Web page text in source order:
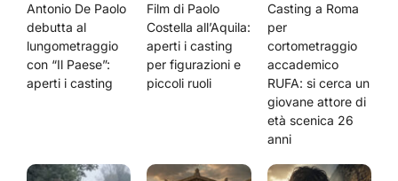
Antonio De Paolo
debutta al
lungometraggio
con “Il Paese”:
aperti i casting
Film di Paolo
Costella all’Aquila:
aperti i casting
per figurazioni e
piccoli ruoli
Casting a Roma
per
cortometraggio
accademico
RUFA: si cerca un
giovane attore di
età scenica 26
anni